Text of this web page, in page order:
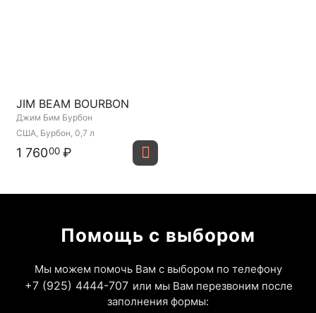
JIM BEAM BOURBON
Джим Бим Бурбон
США, Бурбон, 0,7 л
1 76000 ₽
Помощь с выбором
Мы можем помочь Вам с выбором по телефону
+7 (925) 4444-707 или мы Вам перезвоним после
заполнения формы: